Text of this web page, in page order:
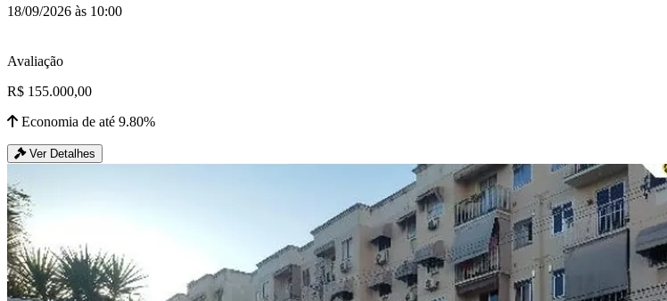
18/09/2026 às 10:00
Avaliação
R$ 155.000,00
Economia de até 9.80%
Ver Detalhes